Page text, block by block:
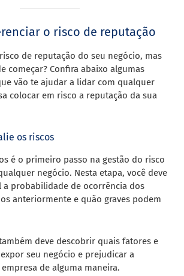
o risco de reputação
de reputação do seu negócio, mas
começar? Confira abaixo algumas
vão te ajudar a lidar com qualquer
colocar em risco a reputação da sua
os riscos
é o primeiro passo na gestão do risco
negócio. Nesta etapa, você deve
a probabilidade de ocorrência dos
anteriormente e quão graves podem
deve descobrir quais fatores e
seu negócio e prejudicar a
de alguma maneira.